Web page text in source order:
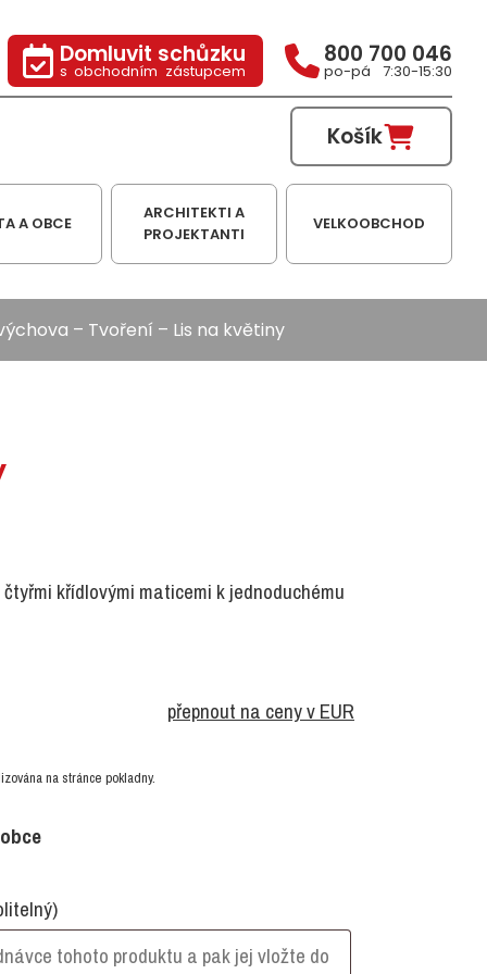
Domluvit schůzku
s obchodním zástupcem
800 700 046
po-pá 7:30-15:30
Košík
A OBCE
ARCHITEKTI A
PROJEKTANTI
VELKOOBCHOD
– Tvoření – Lis na květiny
křídlovými maticemi k jednoduchému
přepnout na ceny v EUR
na stránce pokladny.